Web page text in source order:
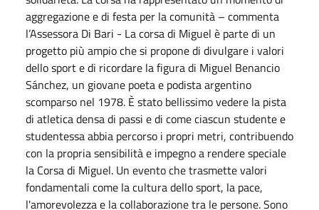
aggregazione e di festa per la comunità – commenta
l’Assessora Di Bari - La corsa di Miguel è parte di un
progetto più ampio che si propone di divulgare i valori
dello sport e di ricordare la figura di Miguel Benancio
Sánchez, un giovane poeta e podista argentino
scomparso nel 1978. È stato bellissimo vedere la pista
di atletica densa di passi e di come ciascun studente e
studentessa abbia percorso i propri metri, contribuendo
con la propria sensibilità e impegno a rendere speciale
la Corsa di Miguel. Un evento che trasmette valori
fondamentali come la cultura dello sport, la pace,
l'amorevolezza e la collaborazione tra le persone. Sono